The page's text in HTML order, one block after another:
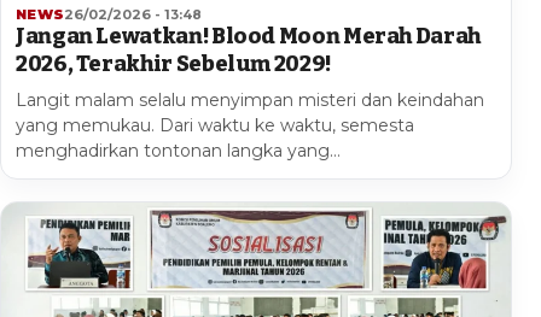
NEWS26/02/2026 - 13:48
Jangan Lewatkan! Blood Moon Merah Darah
2026, Terakhir Sebelum 2029!
Langit malam selalu menyimpan misteri dan keindahan
yang memukau. Dari waktu ke waktu, semesta
menghadirkan tontonan langka yang…